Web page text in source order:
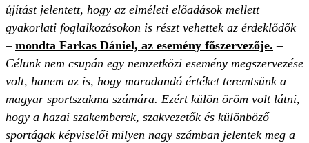
újítást jelentett, hogy az elméleti előadások mellett
gyakorlati foglalkozásokon is részt vehettek az érdeklődők
– mondta Farkas Dániel, az esemény főszervezője. –
Célunk nem csupán egy nemzetközi esemény megszervezése
volt, hanem az is, hogy maradandó értéket teremtsünk a
magyar sportszakma számára. Ezért külön öröm volt látni,
hogy a hazai szakemberek, szakvezetők és különböző
sportágak képviselői milyen nagy számban jelentek meg a